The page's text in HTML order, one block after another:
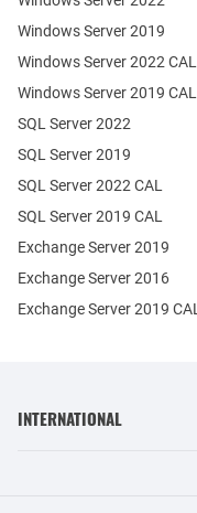
Windows Server 2019
Exchange Server 2019
Exchange Server 2016
SQL Server 2022
SQL Server 2019
Windows Server 2022 CAL
Windows Server 2019 CAL
SQL Server 2022 CAL
SQL Server 2019 CAL
Exchange Server 2019 CAL
INTERNATIONAL